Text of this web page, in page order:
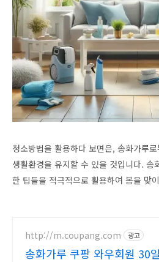
청소방법을 활용하다 보면은, 송화가루
생활환경을 유지할 수 있을 것입니다. 송
한 팁들을 적극적으로 활용하여 봄을 맞
http://m.coupang.com 광고
송화가루 쿠팡 와우회원 30